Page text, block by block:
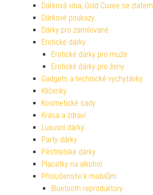
Dárková vína, Gold Cuvee se zlatem
Dárkové poukazy
Dárky pro zamilované
Erotické dárky
Erotické dárky pro muže
Erotické dárky pro ženy
Gadgets a technické vychytávky
Klíčenky
Kosmetické sady
Krása a zdraví
Luxusní dárky
Party dárky
Pěstitelské dárky
Placatky na alkohol
Příslušenství k mobilům
Bluetooth reproduktory